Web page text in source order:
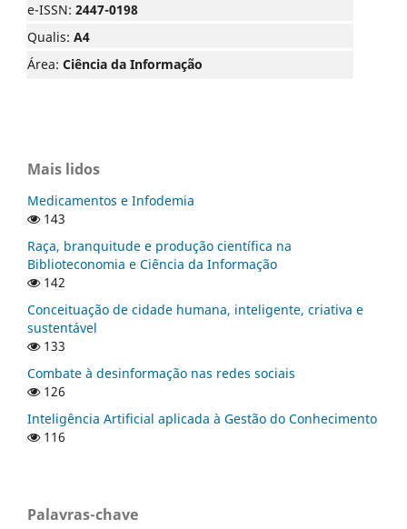
e-ISSN: 2447-0198
Qualis: A4
Área: Ciência da Informação
Mais lidos
Medicamentos e Infodemia
143
Raça, branquitude e produção científica na
Biblioteconomia e Ciência da Informação
142
Conceituação de cidade humana, inteligente, criativa e
sustentável
133
Combate à desinformação nas redes sociais
126
Inteligência Artificial aplicada à Gestão do Conhecimento
116
Palavras-chave